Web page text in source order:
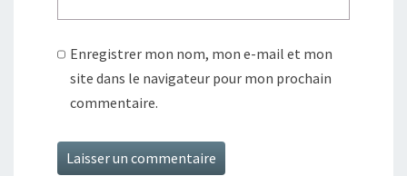
Enregistrer mon nom, mon e-mail et mon
site dans le navigateur pour mon prochain
commentaire.